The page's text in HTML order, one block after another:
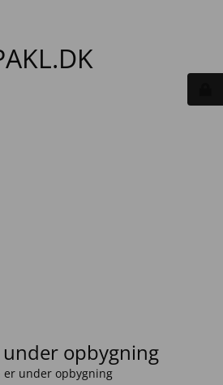
under opbygning
er under opbygning